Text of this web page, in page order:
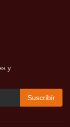
y
Suscribir